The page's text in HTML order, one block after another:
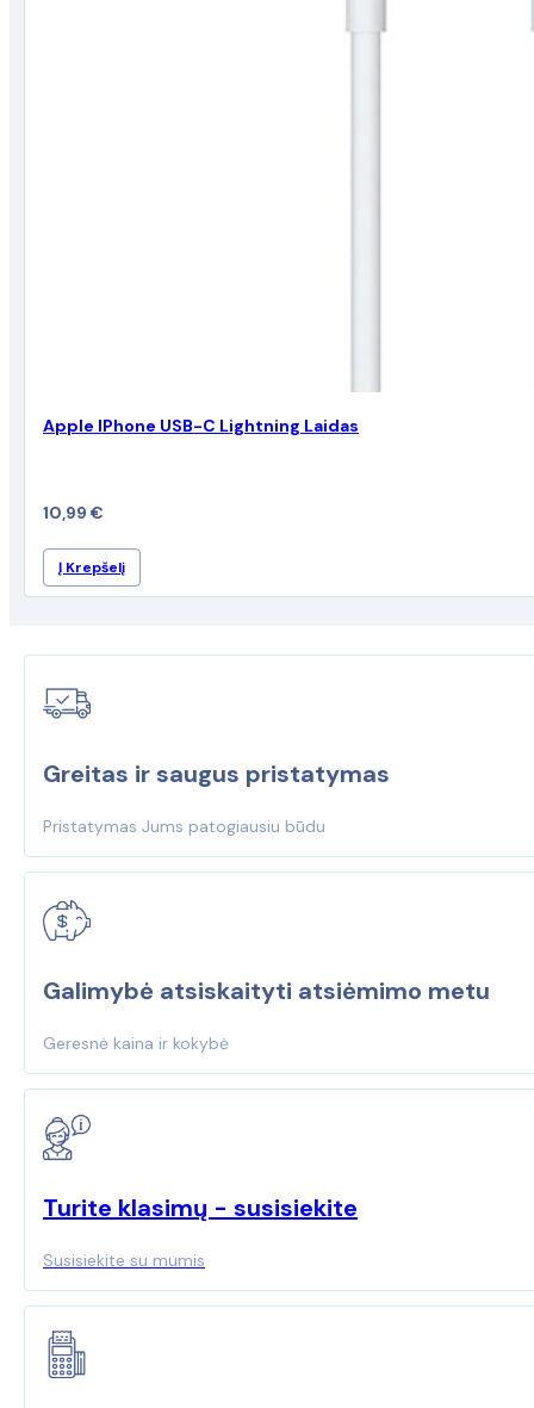
Apple IPhone USB-C Lightning Laidas
10,99 €
Į Krepšelį
Greitas ir saugus pristatymas
Pristatymas Jums patogiausiu būdu
Galimybė atsiskaityti atsiėmimo metu
Geresnė kaina ir kokybė
Turite klasimų - susisiekite
Susisiekite su mumis